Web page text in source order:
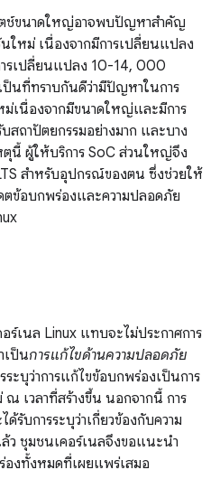
ช์ขนาดใหญ่อาจพบปัญหาสำคัญ
ใหม่ เนื่องจากมีการเปลี่ยนแปลง
รเปลี่ยนแปลง 10-14, 000
ป็นที่ทราบกันดีว่ามีปัญหาในการ
ม่เนื่องจากมีขนาดใหญ่และมีการ
สถาปัตยกรรมอย่างมาก และบาง
นี้ ผู้ให้บริการ SoC ส่วนใหญ่จึง
สำหรับอุปกรณ์ของตน ซึ่งช่วยให้
ข้อบกพร่องและความปลอดภัย
ร์เนล Linux แทบจะไม่ประกาศการ
เป็นการแก้ไขด้านความปลอดภัย
ะบุว่าการแก้ไขข้อบกพร่องเป็นการ
เวลาที่สร้างขึ้น นอกจากนี้ การ
รับการระบุว่าเกี่ยวข้องกับความ
ชุมชนเคอร์เนลจึงขอแนะนำ
องทั้งหมดที่เผยแพร่เสมอ